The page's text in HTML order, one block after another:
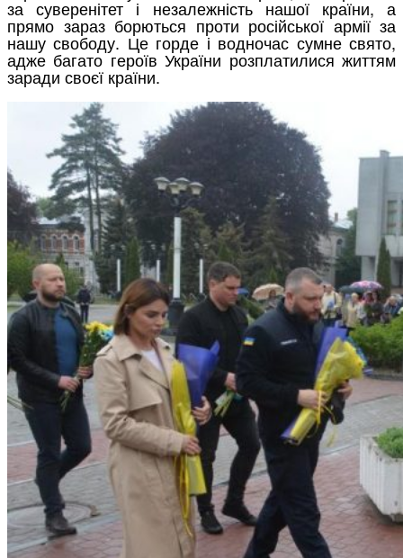
за суверенітет і незалежність нашої країни, а
прямо зараз борються проти російської армії за
нашу свободу. Це горде і водночас сумне свято,
адже багато героїв України розплатилися життям
заради своєї країни.